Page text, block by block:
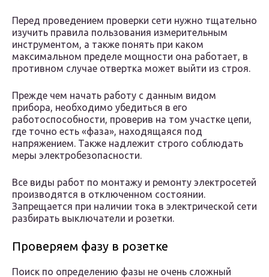
Перед проведением проверки сети нужно тщательно
изучить правила пользования измерительным
инструментом, а также понять при каком
максимальном пределе мощности она работает, в
противном случае отвертка может выйти из строя.
Прежде чем начать работу с данным видом
прибора, необходимо убедиться в его
работоспособности, проверив на том участке цепи,
где точно есть «фаза», находящаяся под
напряжением. Также надлежит строго соблюдать
меры электробезопасности.
Все виды работ по монтажу и ремонту электросетей
производятся в отключенном состоянии.
Запрещается при наличии тока в электрической сети
разбирать выключатели и розетки.
Проверяем фазу в розетке
Поиск по определению фазы не очень сложный